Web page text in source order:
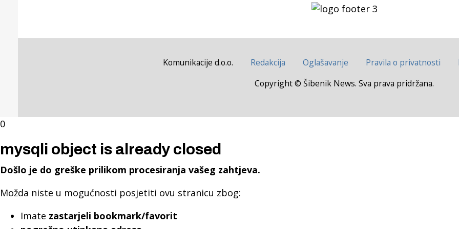
Komunikacije d.o.o. Redakcija Oglašavanje Pravila o privatnosti
Copyright © Šibenik News. Sva prava pridržana.
0
mysqli object is already closed
Došlo je do greške prilikom procesiranja vašeg zahtjeva.
Možda niste u mogućnosti posjetiti ovu stranicu zbog:
Imate zastarjeli bookmark/favorit